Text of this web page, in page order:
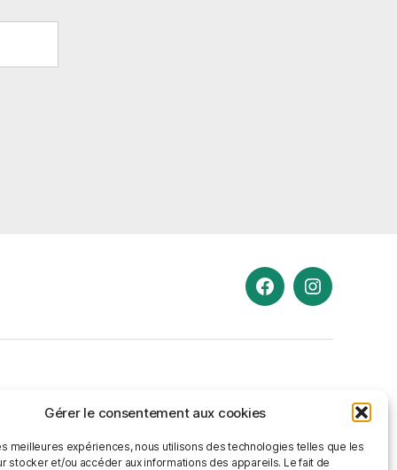
Gérer le consentement aux cookies
meilleures expériences, nous utilisons des technologies telles que les
stocker et/ou accéder aux informations des appareils. Le fait de
Rejoignez-
sur
Rejoignez-
sur